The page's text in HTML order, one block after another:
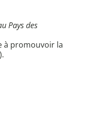
Pays des
à promouvoir la